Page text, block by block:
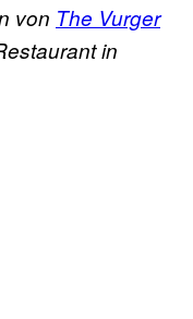
von The Vurger
in